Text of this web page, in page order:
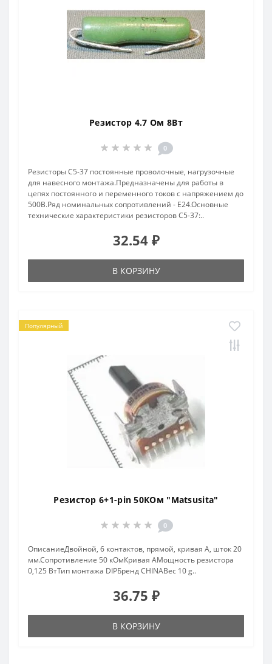
Резистор 4.7 Ом 8Вт
0
Резисторы С5-37 постоянные проволочные, нагрузочные
для навесного монтажа.Предназначены для работы в
цепях постоянного и переменного токов с напряжением до
500В.Ряд номинальных сопротивлений - Е24.Основные
технические характеристики резисторов С5-37:..
32.54 ₽
В КОРЗИНУ
Популярный
Резистор 6+1-pin 50КОм "Matsusita"
0
ОписаниеДвойной, 6 контактов, прямой, кривая A, шток 20
мм.Сопротивление 50 кОмКривая AМощность резистора
0,125 ВтТип монтажа DIPБренд CHINAВес 10 g..
36.75 ₽
В КОРЗИНУ